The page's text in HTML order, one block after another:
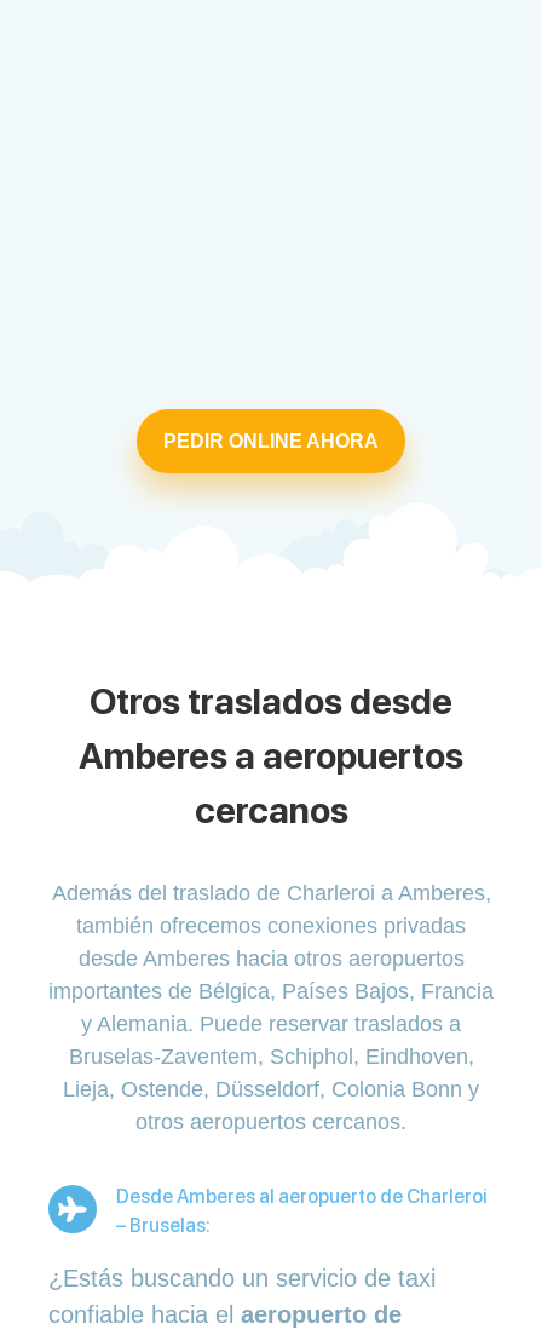
PEDIR ONLINE AHORA
Otros traslados desde
Amberes a aeropuertos
cercanos
Además del traslado de Charleroi a Amberes,
también ofrecemos conexiones privadas
desde Amberes hacia otros aeropuertos
importantes de Bélgica, Países Bajos, Francia
y Alemania. Puede reservar traslados a
Bruselas-Zaventem, Schiphol, Eindhoven,
Lieja, Ostende, Düsseldorf, Colonia Bonn y
otros aeropuertos cercanos.
Desde Amberes al aeropuerto de Charleroi
– Bruselas:
¿Estás buscando un servicio de taxi
confiable hacia el aeropuerto de